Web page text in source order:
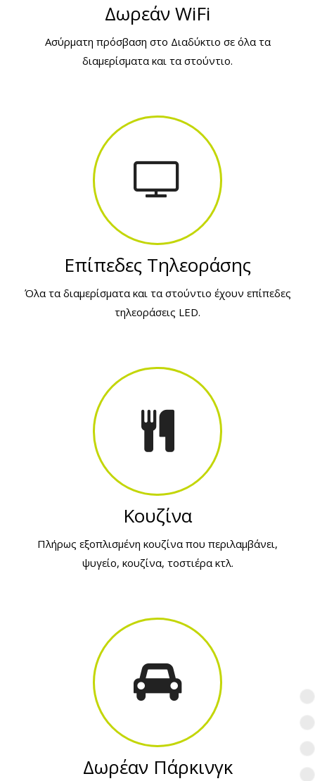
Δωρεάν WiFi
Ασύρματη πρόσβαση στο Διαδύκτιο σε όλα τα
διαμερίσματα και τα στούντιο.
Επίπεδες Τηλεοράσης
Όλα τα διαμερίσματα και τα στούντιο έχουν επίπεδες
τηλεοράσεις LED.
Κουζίνα
Πλήρως εξοπλισμένη κουζίνα που περιλαμβάνει,
ψυγείο, κουζίνα, τοστιέρα κτλ.
Δωρέαν Πάρκινγκ